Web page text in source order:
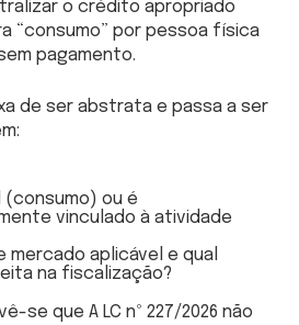
o crédito apropriado
“consumo” por pessoa física
pagamento.
de ser abstrata e passa a ser
ou é
vinculado à atividade
mercado aplicável e qual
na fiscalização?
se que A LC nº 227/2026 não